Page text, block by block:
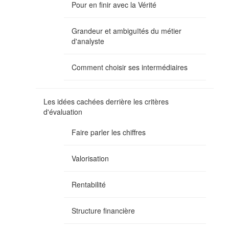
Pour en finir avec la Vérité
Grandeur et ambiguïtés du métier
d'analyste
Comment choisir ses intermédiaires
Les idées cachées derrière les critères
d'évaluation
Faire parler les chiffres
Valorisation
Rentabilité
Structure financière